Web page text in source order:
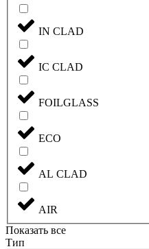
IN CLAD
IC CLAD
FOILGLASS
ECO
AL CLAD
AIR
Показать все
Тип